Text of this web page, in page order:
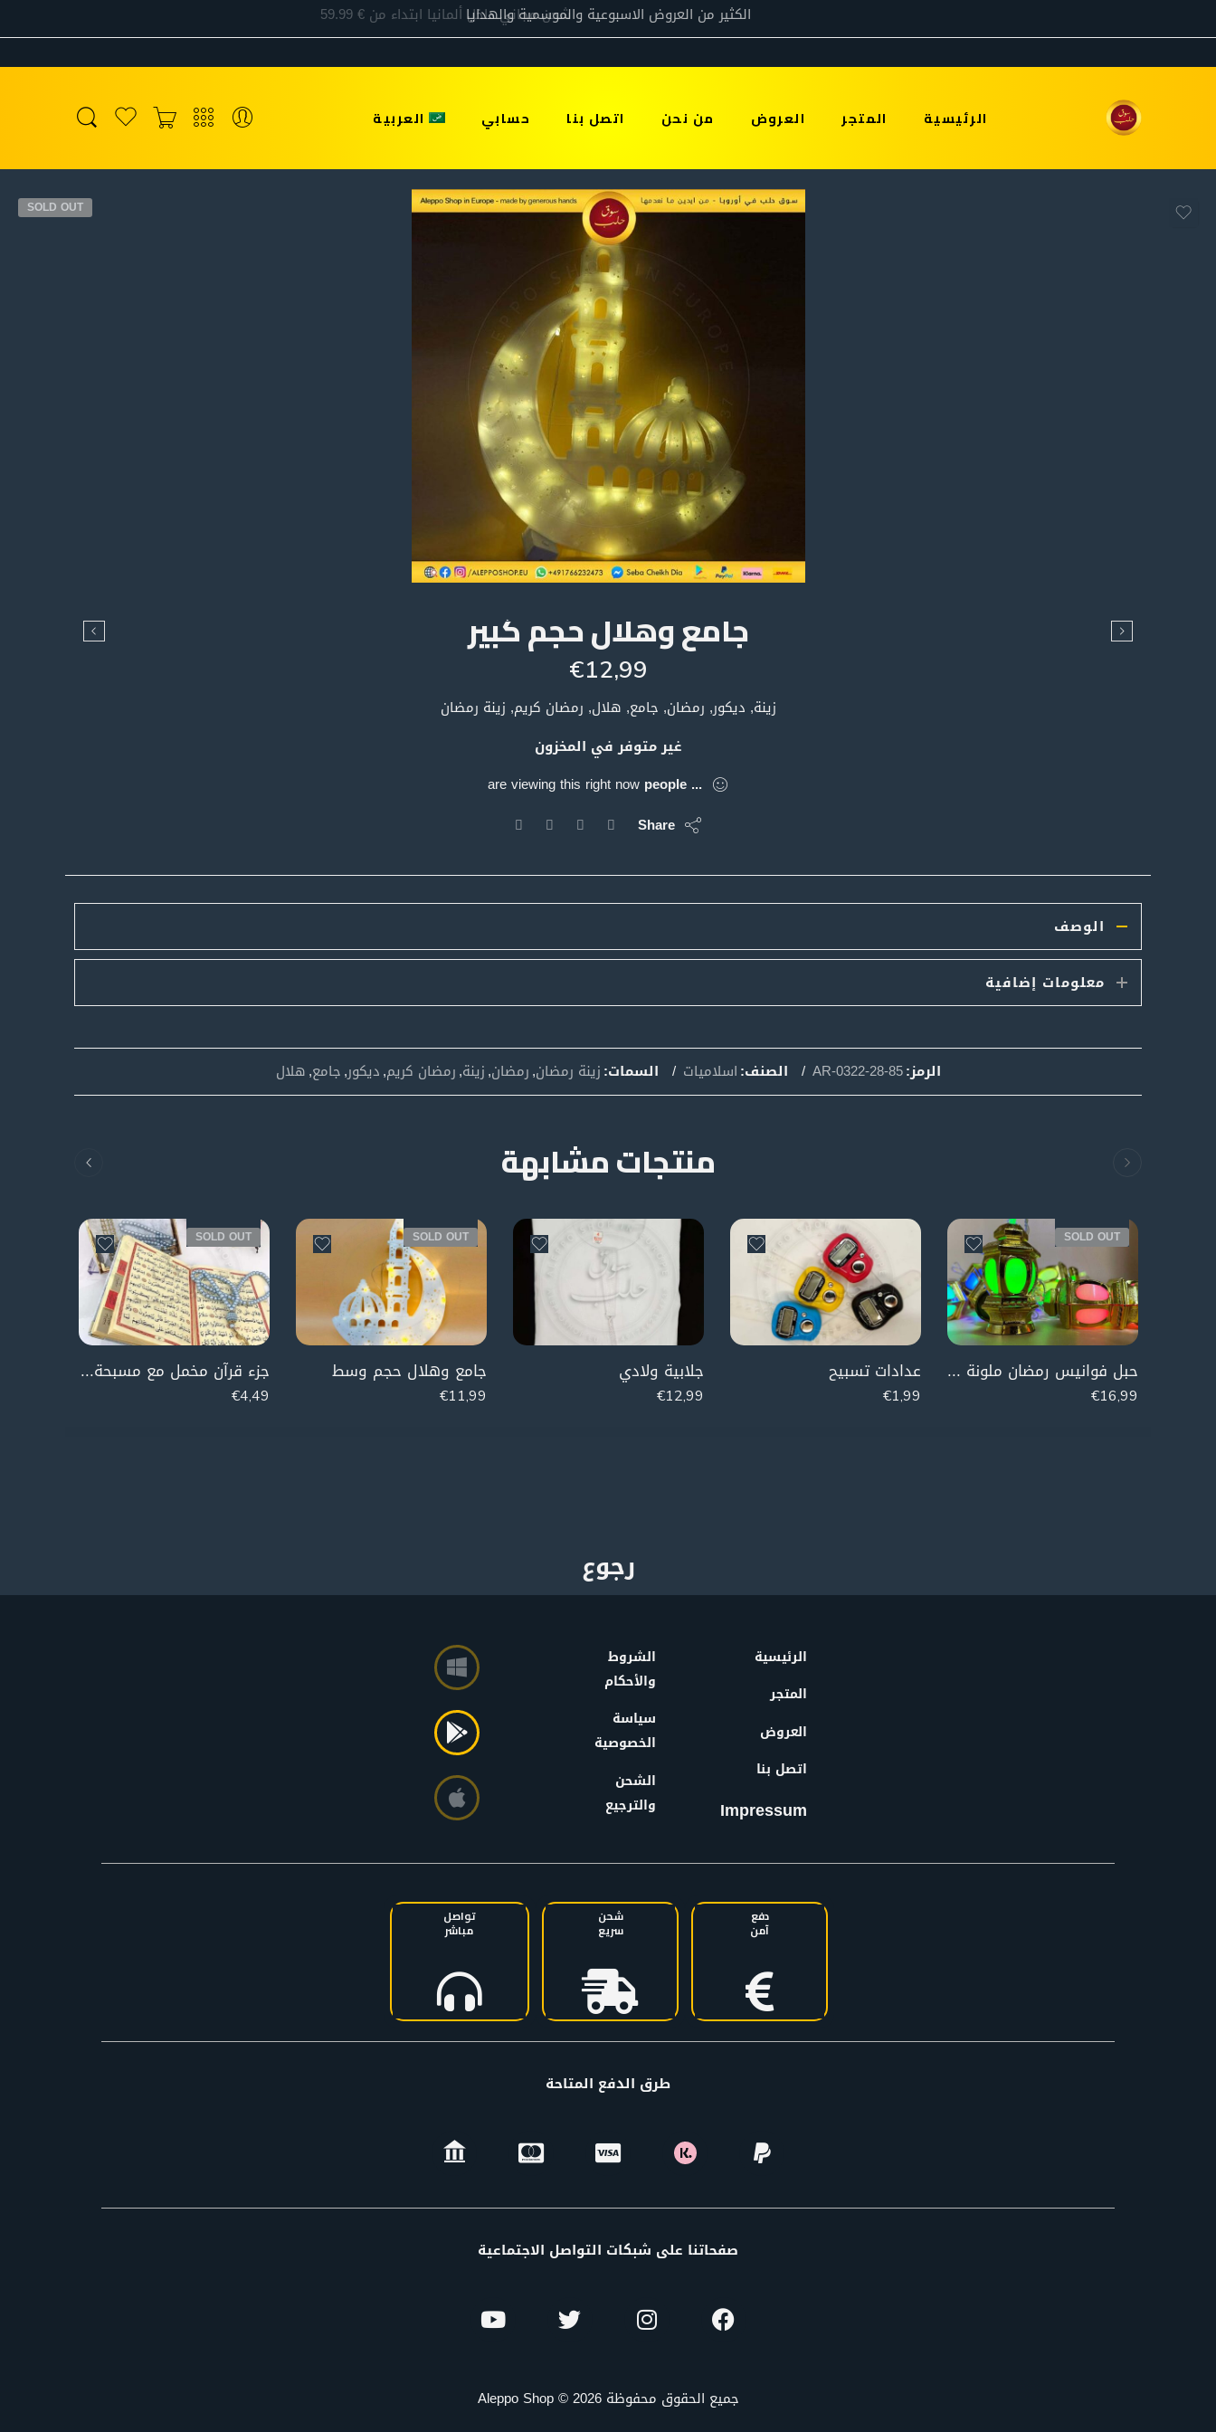
الرئيسية المتجر العروض من نحن اتصل بنا حسابي العربية
SOLD OUT
جامع وهلال حجم كبير
€12,99
زينة, ديكور, رمضان, جامع, هلال, رمضان كريم, زينة رمضان
غير متوفر في المخزون
...
people
are viewing this right now
Share
الوصف
معلومات إضافية
الرمز:AR-0322-28-85 الصنف:اسلاميات السمات:زينة رمضان,رمضان,زينة,رمضان كريم,ديكور,جامع,هلال
منتجات مشابهة
SOLD OUT
حبل فوانيس رمضان ملونة (كهرباء)
€16,99
عدادات تسبيح
€1,99
جلابية ولادي
€12,99
SOLD OUT
جامع وهلال حجم وسط
€11,99
SOLD OUT
جزء قرآن مخمل مع مسبحة (أزرق)
€4,49
الرئيسية
المتجر
العروض
اتصل بنا
Impressum
الشروط
والأحكام
سياسة
الخصوصية
الشحن
والترجيع
دفع
آمن
شحن
سريع
تواصل
مباشر
طرق الدفع المتاحة
صفحاتنا على شبكات التواصل الاجتماعية
جميع الحقوق محفوظة Aleppo Shop © 2026